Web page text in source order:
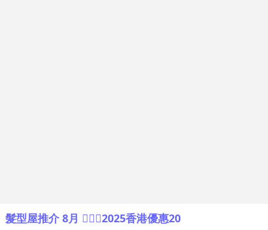
髮型屋推介 8月 💇🏻‍♂️2025香港優惠20